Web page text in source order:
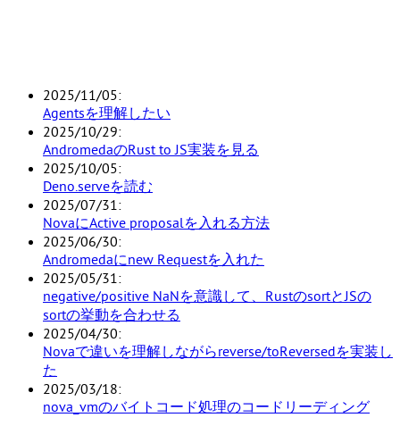
2025/11/05
Agentsを理解したい
2025/10/29
AndromedaのRust to JS実装を見る
2025/10/05
Deno.serveを読む
2025/07/31
NovaにActive proposalを入れる方法
2025/06/30
Andromedaにnew Requestを入れた
2025/05/31
negative/positive NaNを意識して、RustのsortとJSの
sortの挙動を合わせる
2025/04/30
Novaで違いを理解しながらreverse/toReversedを実装し
た
2025/03/18
nova_vmのバイトコード処理のコードリーディング